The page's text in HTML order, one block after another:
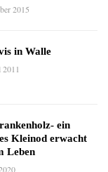
2015
in Walle
ein
Kleinod erwacht
Leben